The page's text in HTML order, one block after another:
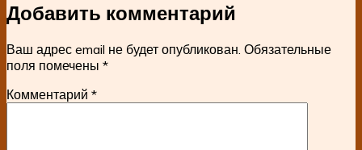
Добавить комментарий
Ваш адрес email не будет опубликован. Обязательные
поля помечены *
Комментарий *